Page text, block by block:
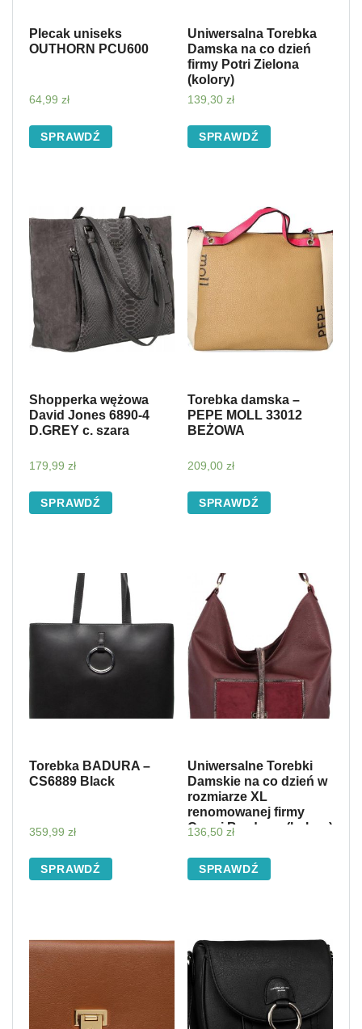
Plecak uniseks
OUTHORN PCU600
64,99 zł
SPRAWDŹ
Uniwersalna Torebka
Damska na co dzień
firmy Potri Zielona
(kolory)
139,30 zł
SPRAWDŹ
Shopperka wężowa
David Jones 6890-4
D.GREY c. szara
179,99 zł
SPRAWDŹ
Torebka damska –
PEPE MOLL 33012
BEŻOWA
209,00 zł
SPRAWDŹ
Torebka BADURA –
CS6889 Black
359,99 zł
SPRAWDŹ
Uniwersalne Torebki
Damskie na co dzień w
rozmiarze XL
renomowanej firmy
Conci Bordowa (kolory)
136,50 zł
SPRAWDŹ